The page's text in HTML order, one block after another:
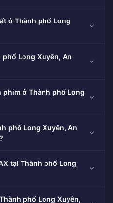
ở Thành phố Long
phố Long Xuyên, An
phim ở Thành phố Long
phố Long Xuyên, An
tại Thành phố Long
phố Long Xuyên,